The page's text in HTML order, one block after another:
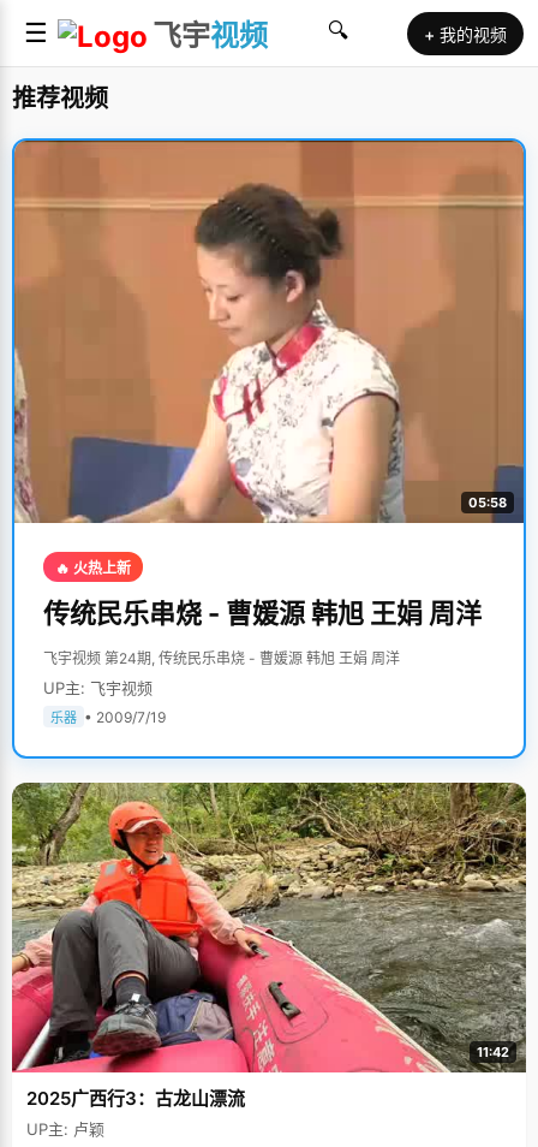
☰ 飞宇视频 🔍 + 我的视频
推荐视频
05:58
🔥 火热上新
传统民乐串烧 - 曹媛源 韩旭 王娟 周洋
飞宇视频 第24期, 传统民乐串烧 - 曹媛源 韩旭 王娟 周洋
UP主: 飞宇视频
乐器 • 2009/7/19
11:42
2025广西行3：古龙山漂流
UP主: 卢颖